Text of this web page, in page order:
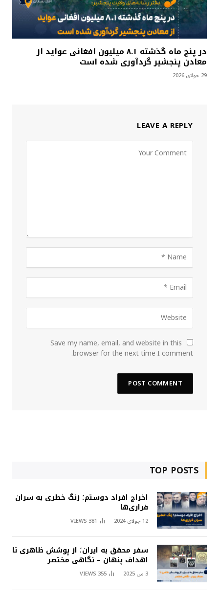
در پنج ماه گذشته ۸.۱ میلیون افغانی عواید از
معادن پنجشیر گردآوری شده است
29 جولای 2026
LEAVE A REPLY
Save my name, email, and website in this
browser for the next time I comment.
TOP POSTS
اخراج افراد دوستم؛ زنگ خطری به سران
فراری‌ها
12 جولای 2024 381
VIEWS
سفر محقق به ایران؛ از پوشش ظاهری تا
اهداف پنهان – نگاهی مختصر
3 می 2025 355
VIEWS